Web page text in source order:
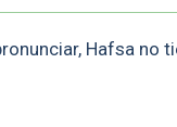
Hafsa no